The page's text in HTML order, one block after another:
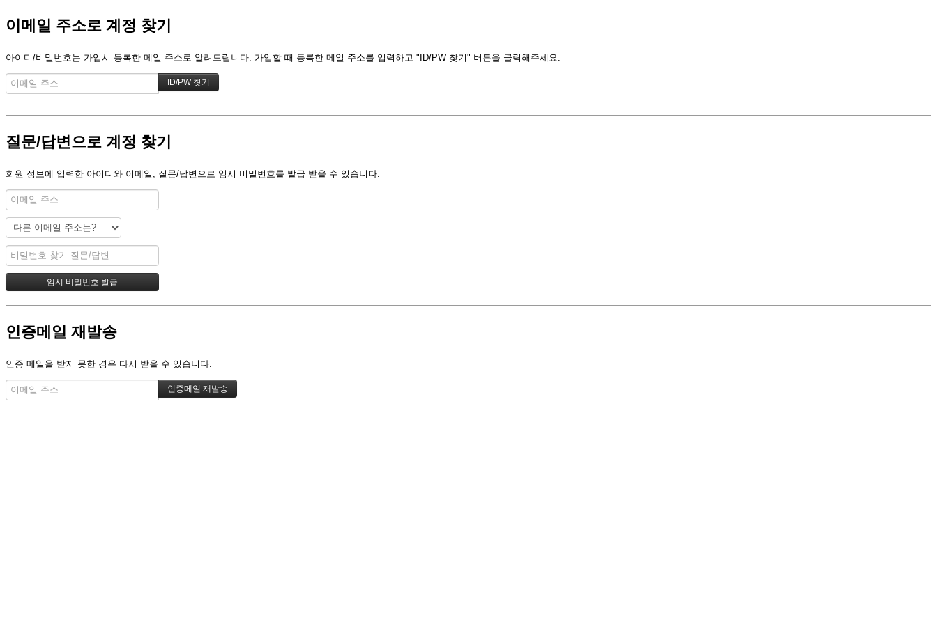
이메일 주소로 계정 찾기
아이디/비밀번호는 가입시 등록한 메일 주소로 알려드립니다. 가입할 때 등록한 메일 주소를 입력하고 "ID/PW 찾기" 버튼을 클릭해주세요.
질문/답변으로 계정 찾기
회원 정보에 입력한 아이디와 이메일, 질문/답변으로 임시 비밀번호를 발급 받을 수 있습니다.
인증메일 재발송
인증 메일을 받지 못한 경우 다시 받을 수 있습니다.